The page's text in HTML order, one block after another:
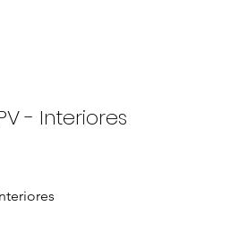
- Interiores